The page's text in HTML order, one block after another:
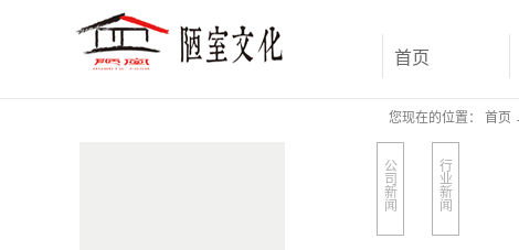
首页
您现在的位置： 首页
公
司
新
闻
行
业
新
闻